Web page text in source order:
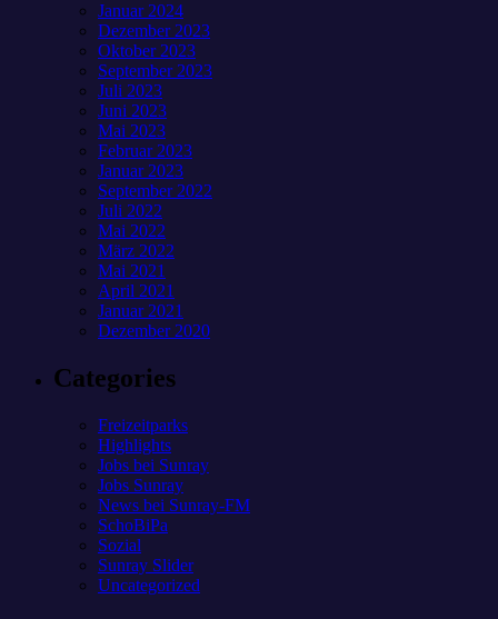
Januar 2024
Dezember 2023
Oktober 2023
September 2023
Juli 2023
Juni 2023
Mai 2023
Februar 2023
Januar 2023
September 2022
Juli 2022
Mai 2022
März 2022
Mai 2021
April 2021
Januar 2021
Dezember 2020
Categories
Freizeitparks
Highlights
Jobs bei Sunray
Jobs Sunray
News bei Sunray-FM
SchoBiPa
Sozial
Sunray Slider
Uncategorized